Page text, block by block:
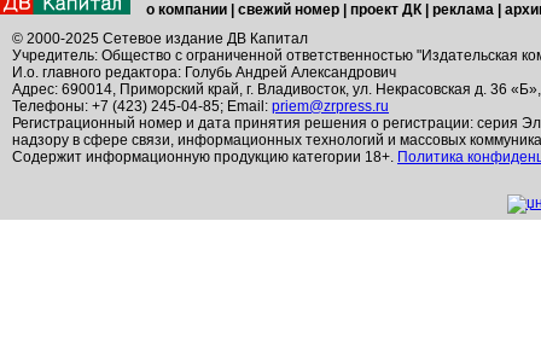
о компании свежий номер проект ДК реклама
© 2000-2025 Сетевое издание ДВ Капитал
Учредитель: Общество с ограниченной ответственностью "Издательская
И.о. главного редактора: Голубь Андрей Александрович
Адрес: 690014, Приморский край, г. Владивосток, ул. Некрасовская д. 36
Телефоны: +7 (423) 245-04-85; Email: priem@zrpress.ru
Регистрационный номер и дата принятия решения о регистрации: серия
надзору в сфере связи, информационных технологий и массовых
Содержит информационную продукцию категории 18+. Политика